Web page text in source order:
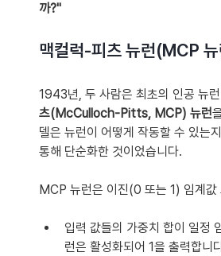
까?"
맥컬럭-피츠 뉴런(MCP
1943년, 두 사람은 최초의 인공 뉴
츠(McCulloch-Pitts, MCP) 뉴런
델은 뉴런이 어떻게 작동할 수 있는
통해 단순화한 것이었습니다.
MCP 뉴런은 이진(0 또는 1) 임계값
입력 값들의 가중치 합이 일정
런은 활성화되어 1을 출력합니